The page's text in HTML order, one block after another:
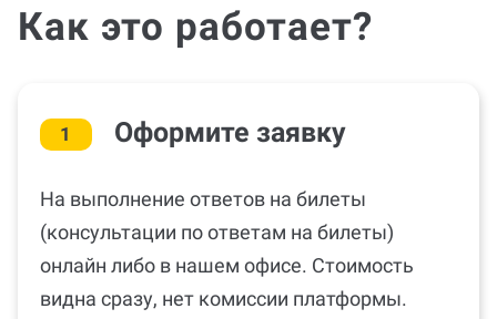
Как это работает?
1 Оформите заявку
На выполнение ответов на билеты
(консультации по ответам на билеты)
онлайн либо в нашем офисе. Стоимость
видна сразу, нет комиссии платформы.